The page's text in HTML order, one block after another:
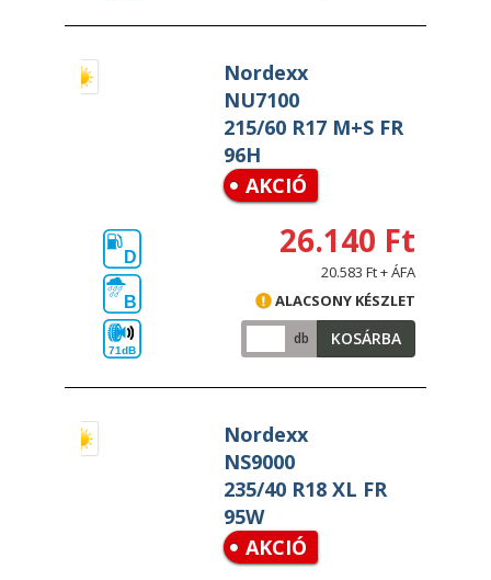
Nordexx
NU7100
215/60 R17 M+S FR
96H
AKCIÓ
D
B
71dB
26.140 Ft
20.583 Ft + ÁFA
ALACSONY KÉSZLET
db KOSÁRBA
Nordexx
NS9000
235/40 R18 XL FR
95W
AKCIÓ